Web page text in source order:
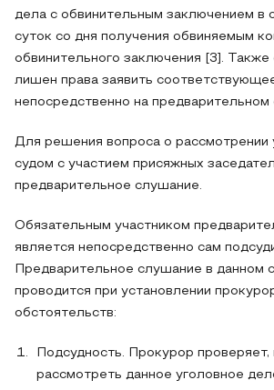
дела с обвинительным заключением в
суток со дня получения обвиняемым
обвинительного заключения [3]. Также
лишен права заявить
непосредственно на предварительном
Для решения вопроса о рассмотрении
судом с участием присяжных
предварительное слушание.
Обязательным участником
является непосредственно сам
Предварительное слушание в данном
проводится при установлении
обстоятельств:
Подсудность. Прокурор
рассмотреть данное уголовное